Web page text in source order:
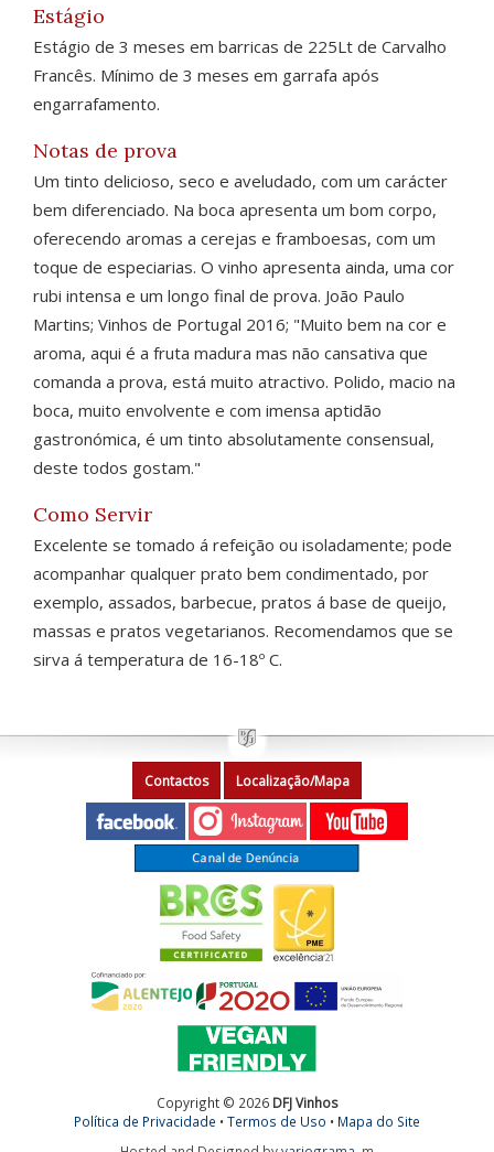
Estágio
Estágio de 3 meses em barricas de 225Lt de Carvalho
Francês. Mínimo de 3 meses em garrafa após
engarrafamento.
Notas de prova
Um tinto delicioso, seco e aveludado, com um carácter
bem diferenciado. Na boca apresenta um bom corpo,
oferecendo aromas a cerejas e framboesas, com um
toque de especiarias. O vinho apresenta ainda, uma cor
rubi intensa e um longo final de prova. João Paulo
Martins; Vinhos de Portugal 2016; "Muito bem na cor e
aroma, aqui é a fruta madura mas não cansativa que
comanda a prova, está muito atractivo. Polido, macio na
boca, muito envolvente e com imensa aptidão
gastronómica, é um tinto absolutamente consensual,
deste todos gostam."
Como Servir
Excelente se tomado á refeição ou isoladamente; pode
acompanhar qualquer prato bem condimentado, por
exemplo, assados, barbecue, pratos á base de queijo,
massas e pratos vegetarianos. Recomendamos que se
sirva á temperatura de 16-18º C.
Contactos Localização/Mapa
Copyright © 2026 DFJ Vinhos
Política de Privacidade •Termos de Uso • Mapa do Site